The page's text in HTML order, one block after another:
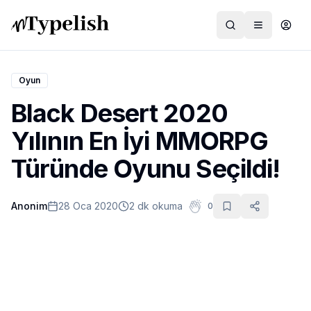
Dünya
Film ve Dizi
Kültür ve Sanat
Sağlık
Oyun
Black Desert 2020
Yılının En İyi MMORPG
Türünde Oyunu Seçildi!
Anonim 28 Oca 2020 2 dk okuma 0